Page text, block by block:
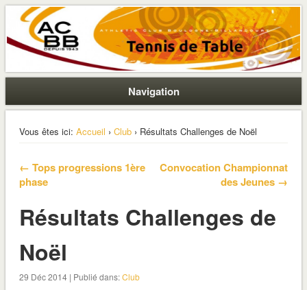
ACBB – Tennis de Table
La section ping de Boulogne
Navigation
Vous êtes ici: Accueil › Club› Résultats Challenges de Noël
← Tops progressions 1ère
phase
Convocation Championnat
des Jeunes →
Résultats Challenges de
Noël
29 Déc 2014 | Publié dans:Club